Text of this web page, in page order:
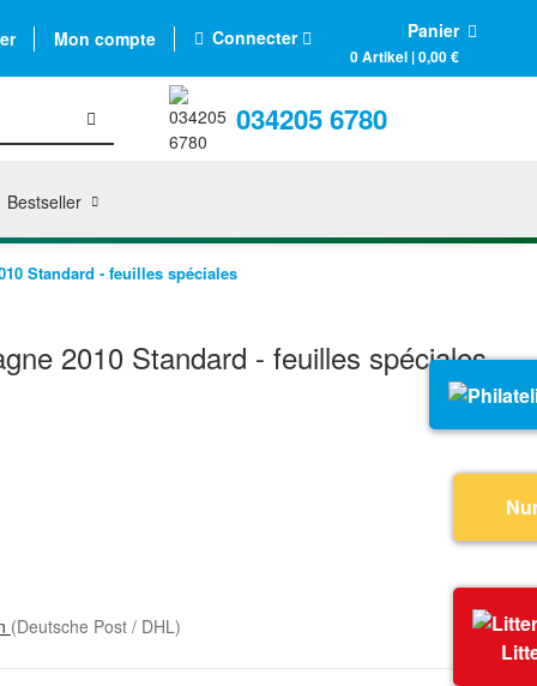
Mon compte Connecter Panier
0 Artikel | 0,00 €
034205 6780
Bestseller
Standard - feuilles spéciales
2010 Standard - feuilles spéciales
(Deutsche Post / DHL)